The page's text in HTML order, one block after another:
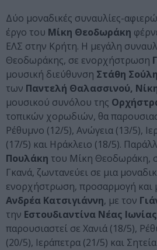
Δύο μοναδικές συναυλίες-
έργο του Μίκη Θεοδωράκη
ΕΛΣ στην Κρήτη. Η μεγάλη
Θεοδωράκης, σε ενορχήστρωση
μουσική διεύθυνση Στάθη Σούλη
των Παντελή Θαλασσινού,
μουσικού συνόλου της
τοπικών χορωδιών, θα
Ρέθυμνο (12/5), Ανώγεια (13/5),
(17/5) και Ηράκλειο (18/5).
Πουλάκη του Μίκη Θεοδωράκη,
Γκανά, ζωντανεύει σε μια
ενορχήστρωση, προσαρμογή και
Ανδρέα Κατσιγιάννη, με τον
την Εστουδιαντίνα Νέας
παρουσιαστεί σε Χανιά (18/5),
(20/5), Ιεράπετρα (21/5) και